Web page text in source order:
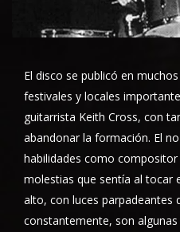
El disco se publicó en
festivales y locales
guitarrista Keith Cross, con
abandonar la formación. El
habilidades como
molestias que sentía al tocar
alto, con luces parpadeantes
constantemente, son